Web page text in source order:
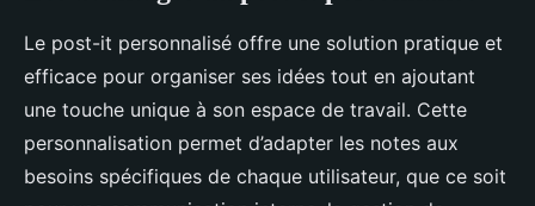
Le post-it personnalisé offre une solution pratique et
efficace pour organiser ses idées tout en ajoutant
une touche unique à son espace de travail. Cette
personnalisation permet d’adapter les notes aux
besoins spécifiques de chaque utilisateur, que ce soit